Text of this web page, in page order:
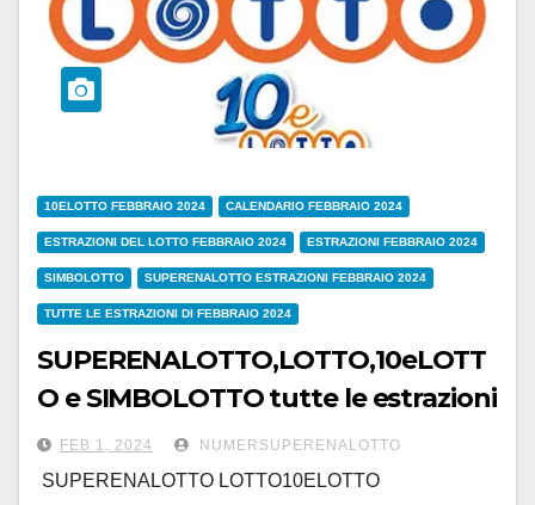
10ELOTTO FEBBRAIO 2024 CALENDARIO FEBBRAIO 2024
ESTRAZIONI DEL LOTTO FEBBRAIO 2024 ESTRAZIONI FEBBRAIO 2024
SIMBOLOTTO SUPERENALOTTO ESTRAZIONI FEBBRAIO 2024
TUTTE LE ESTRAZIONI DI FEBBRAIO 2024
SUPERENALOTTO,LOTTO,10eLOTT
O e SIMBOLOTTO tutte le estrazioni
di FEBBRAIO 2024
FEB 1, 2024 NUMERSUPERENALOTTO
SUPERENALOTTO LOTTO10ELOTTO